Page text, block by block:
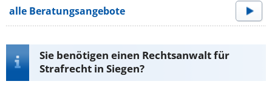
alle Beratungsangebote
Sie benötigen einen Rechtsanwalt für
Strafrecht in Siegen?